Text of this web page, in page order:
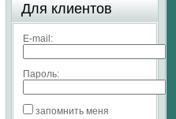
Для клиентов
E-mail:
Пароль:
запомнить меня